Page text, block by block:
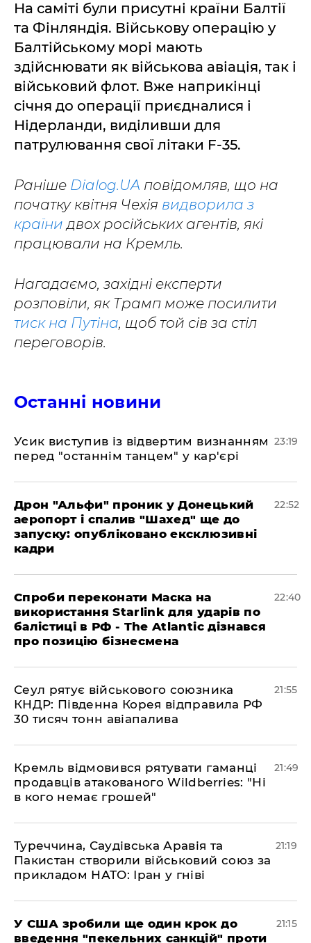
На саміті були присутні країни Балтії
та Фінляндія. Військову операцію у
Балтійському морі мають
здійснювати як військова авіація, так і
військовий флот. Вже наприкінці
січня до операції приєдналися і
Нідерланди, виділивши для
патрулювання свої літаки F-35.
Раніше Dialog.UA повідомляв, що на
початку квітня Чехія видворила з
країни двох російських агентів, які
працювали на Кремль.
Нагадаємо, західні експерти
розповіли, як Трамп може посилити
тиск на Путіна, щоб той сів за стіл
переговорів.
Останні новини
​Усик виступив із відвертим визнанням
перед "останнім танцем" у кар'єрі
23:19
​Дрон "Альфи" проник у Донецький
аеропорт і спалив "Шахед" ще до
запуску: опубліковано ексклюзивні
кадри
22:52
​Спроби переконати Маска на
використання Starlink для ударів по
балістиці в РФ - The Atlantic дізнався
про позицію бізнесмена
22:40
​Сеул рятує військового союзника
КНДР: Південна Корея відправила РФ
30 тисяч тонн авіапалива
21:55
​Кремль відмовився рятувати гаманці
продавців атакованого Wildberries: "Ні
в кого немає грошей"
21:49
​Туреччина, Саудівська Аравія та
Пакистан створили військовий союз за
прикладом НАТО: Іран у гніві
21:19
​У США зробили ще один крок до
введення "пекельних санкцій" проти
21:15